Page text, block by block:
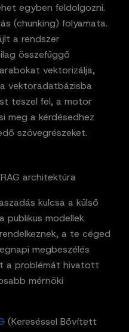
egyben feldolgozni.
(chunking) folyamata.
a rendszer
összefüggő
vektorizálja,
vektoradatbázisba
teszel fel, a motor
meg a kérdésedhez
szövegrészeket.
architektúra
kulcsa a külső
publikus modellek
a te céged
megbeszélés
a problémát hivatott
mérnöki
(Kereséssel Bővített